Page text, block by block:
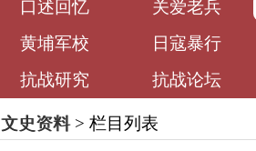
口述回忆 关爱老兵
黄埔军校 日寇暴行
抗战研究 抗战论坛
文史资料> 栏目列表